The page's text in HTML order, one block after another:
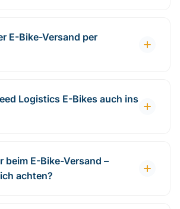
E-Bike-Versand per
Logistics E-Bikes auch ins
beim E-Bike-Versand –
achten?